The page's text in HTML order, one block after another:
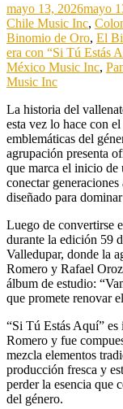
mayo 13, 2026mayo
Chile Music Inc,
Binomio de Oro, El
era con “Si Tú Estás
México Music Inc,
Music Inc
La historia del
esta vez lo hace con
emblemáticas del
agrupación presenta
que marca el inicio de
conectar
diseñado para
Luego de convertirse
durante la edición 59
Valledupar, donde la
Romero y Rafael
álbum de estudio:
que promete renovar
“Si Tú Estás Aquí”
Romero y fue
mezcla elementos
producción fresca y
perder la esencia que
del género.